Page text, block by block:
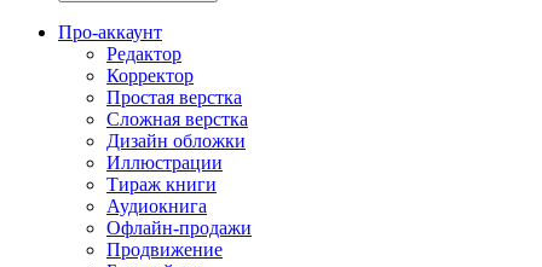
Про-аккаунт
Редактор
Корректор
Простая верстка
Сложная верстка
Дизайн обложки
Иллюстрации
Тираж книги
Аудиокнига
Офлайн-продажи
Продвижение